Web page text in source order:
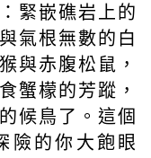
緊嵌礁岩上的
氣根無數的白
與赤腹松鼠，
蟹檬的芳蹤，
候鳥了。這個
險的你大飽眼